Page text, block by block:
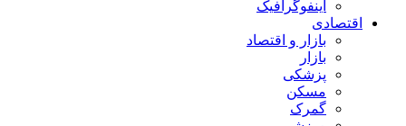
اینفوگرافیک
اقتصادی
بازار و اقتصاد
بازار
پزشکی
مسکن
گمرک